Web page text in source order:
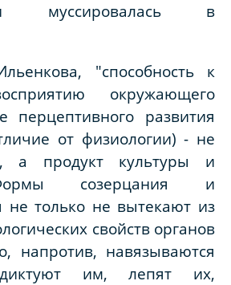
муссировалась в
"способность к
окружающего
развития
от физиологии) - не
а продукт культуры и
созерцания и
не только не вытекают из
свойств органов
напротив, навязываются
им, лепят их,